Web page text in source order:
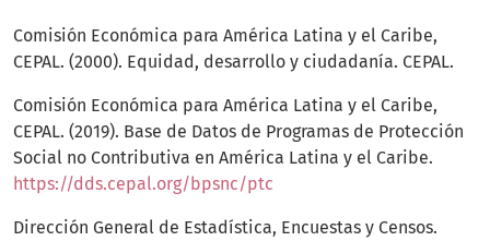
Comisión Económica para América Latina y el Caribe,
CEPAL. (2000). Equidad, desarrollo y ciudadanía. CEPAL.
Comisión Económica para América Latina y el Caribe,
CEPAL. (2019). Base de Datos de Programas de Protección
Social no Contributiva en América Latina y el Caribe.
https://dds.cepal.org/bpsnc/ptc
Dirección General de Estadística, Encuestas y Censos.